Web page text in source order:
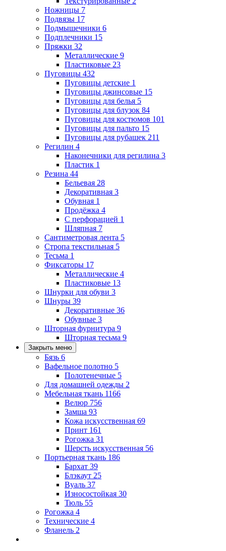
Ножницы 7
Подвязы 17
Подмышечники 6
Подплечники 15
Пряжки 32
Металлические 9
Пластиковые 23
Пуговицы 432
Пуговицы детские 1
Пуговицы джинсовые 15
Пуговицы для белья 5
Пуговицы для блузок 84
Пуговицы для костюмов 101
Пуговицы для пальто 15
Пуговицы для рубашек 211
Регилин 4
Наконечники для регилина 3
Пластик 1
Резина 44
Бельевая 28
Декоративная 3
Обувная 1
Продёжка 4
С перфорацией 1
Шляпная 7
Сантиметровая лента 5
Стропа текстильная 5
Тесьма 1
Фиксаторы 17
Металлические 4
Пластиковые 13
Шнурки для обуви 3
Шнуры 39
Декоративные 36
Обувные 3
Шторная фурнитура 9
Шторная тесьма 9
Закрыть меню
Бязь 6
Вафельное полотно 5
Полотенечные 5
Для домашней одежды 2
Мебельная ткань 1166
Велюр 756
Замша 93
Кожа искусственная 69
Принт 161
Рогожка 31
Шерсть искусственная 56
Портьерная ткань 186
Бархат 39
Блэкаут 25
Вуаль 37
Износостойкая 30
Тюль 55
Рогожка 4
Технические 4
Фланель 2